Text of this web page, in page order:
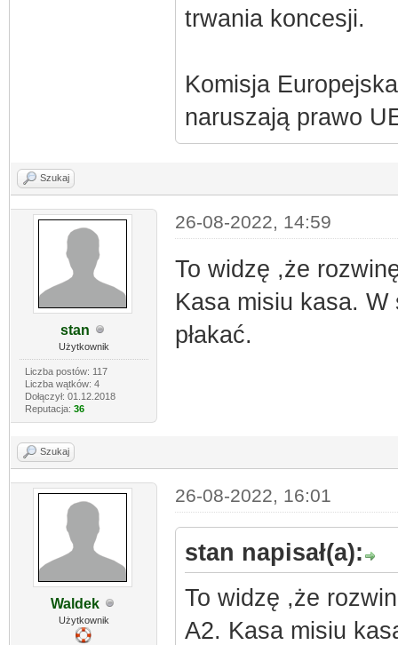
trwania koncesji.
Komisja
naruszają prawo
Szukaj
stan
Użytkownik
Liczba postów: 117
Liczba wątków: 4
Dołączył: 01.12.2018
Reputacja: 36
26-08-2022, 14:59
To widzę ,że
Kasa misiu kasa.
płakać.
Szukaj
Waldek
Użytkownik
26-08-2022, 16:01
stan napisał(a):
To widzę ,że
A2. Kasa misiu